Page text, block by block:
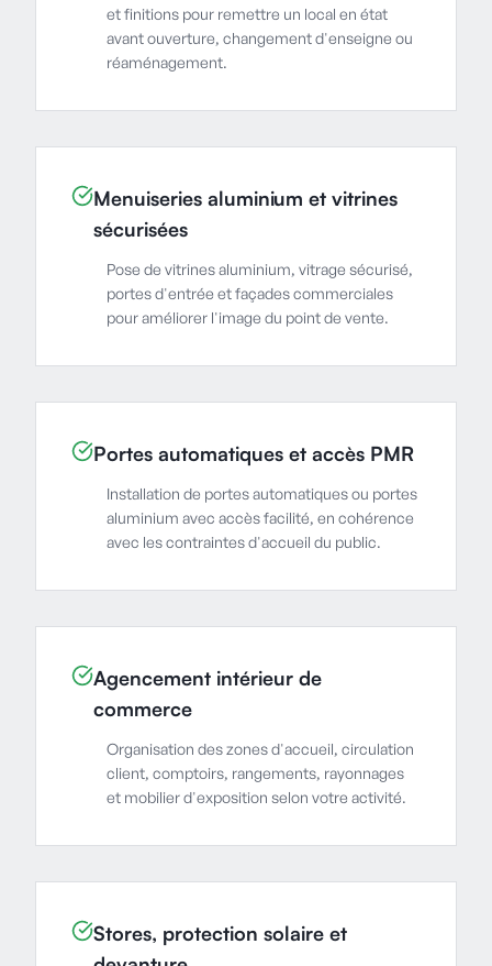
et finitions pour remettre un local en état
avant ouverture, changement d'enseigne ou
réaménagement.
Menuiseries aluminium et vitrines
sécurisées
Pose de vitrines aluminium, vitrage sécurisé,
portes d'entrée et façades commerciales
pour améliorer l'image du point de vente.
Portes automatiques et accès PMR
Installation de portes automatiques ou portes
aluminium avec accès facilité, en cohérence
avec les contraintes d'accueil du public.
Agencement intérieur de
commerce
Organisation des zones d'accueil, circulation
client, comptoirs, rangements, rayonnages
et mobilier d'exposition selon votre activité.
Stores, protection solaire et